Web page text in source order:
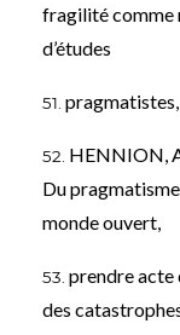
fragilité comme
d’études
pragmatistes,
HENNION,
Du
monde ouvert,
prendre acte
des